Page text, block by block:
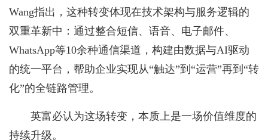
Wang指出，这种转变体现在技术架构与服务逻辑的
双重革新中：通过整合短信、语音、电子邮件、
WhatsApp等10余种通信渠道，构建由数据与AI驱动
的统一平台，帮助企业实现从“触达”到“运营”再到“转
化”的全链路管理。
英富必认为这场转变，本质上是一场价值维度的
持续升级。